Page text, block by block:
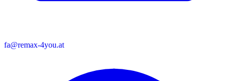
fa@remax-4you.at